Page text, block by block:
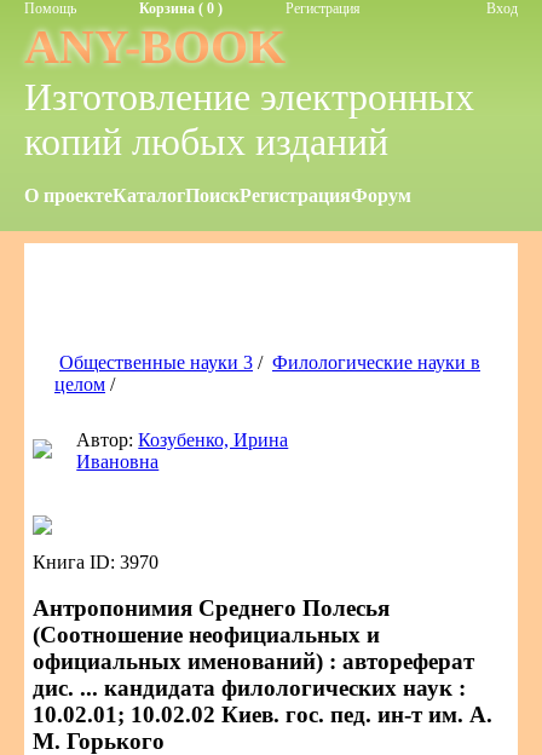
Помощь Корзина ( 0 ) Регистрация Вход
ANY-BOOK
Изготовление электронных
копий любых изданий
О проектеКаталогПоискРегистрацияФорум
Общественные науки 3 / Филологические науки в
целом /
Автор:Козубенко, Ирина
Ивановна
Книга ID: 3970
Антропонимия Среднего Полесья
(Соотношение неофициальных и
официальных именований) : автореферат
дис. ... кандидата филологических наук :
10.02.01; 10.02.02 Киев. гос. пед. ин-т им. А.
М. Горького